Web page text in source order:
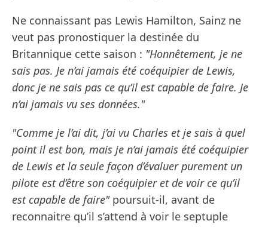
Ne connaissant pas Lewis Hamilton, Sainz ne
veut pas pronostiquer la destinée du
Britannique cette saison : "Honnêtement, je ne
sais pas. Je n’ai jamais été coéquipier de Lewis,
donc je ne sais pas ce qu’il est capable de faire. Je
n’ai jamais vu ses données."
"Comme je l’ai dit, j’ai vu Charles et je sais à quel
point il est bon, mais je n’ai jamais été coéquipier
de Lewis et la seule façon d’évaluer purement un
pilote est d’être son coéquipier et de voir ce qu’il
est capable de faire"poursuit-il, avant de
reconnaitre qu’il s’attend à voir le septuple